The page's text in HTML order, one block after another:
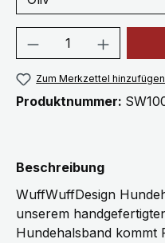
Produkt
Zum Merkzettel hinzufügen
Produktnummer:
Beschreibung
WuffWuffDesign
unserem
Hundehalsband kommt